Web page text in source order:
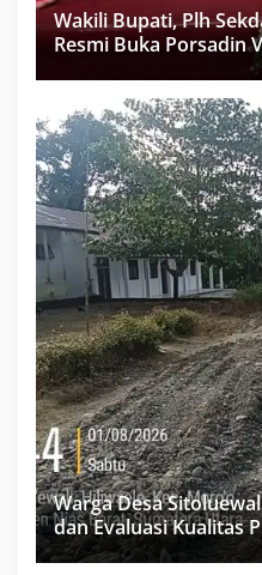
Wakili Bupati, Plh
Resmi Buka Porsadin
Warga Desa
dan Evaluasi Kualitas
Minim Informasi